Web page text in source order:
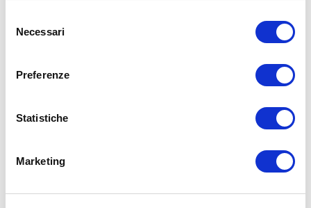
delNecessari
Preferenze
Statistiche
Marketing
15WORKOUT
Addominali(99)